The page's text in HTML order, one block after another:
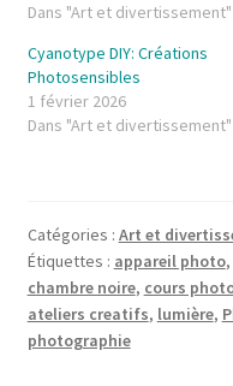
Dans "Art et divertissement"
Cyanotype DIY: Créations
Photosensibles
1 février 2026
Dans "Art et divertissement"
Catégories : Art et
Étiquettes : appareil photo,
chambre noire, cours
ateliers creatifs, lumière,
photographie